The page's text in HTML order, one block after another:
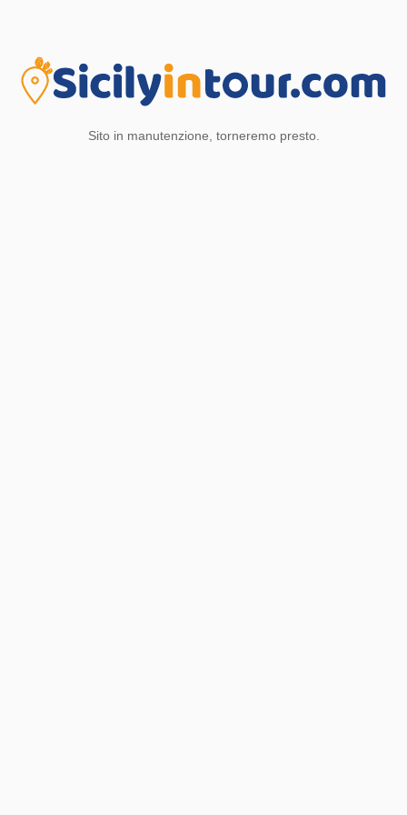
Sito in manutenzione, torneremo presto.